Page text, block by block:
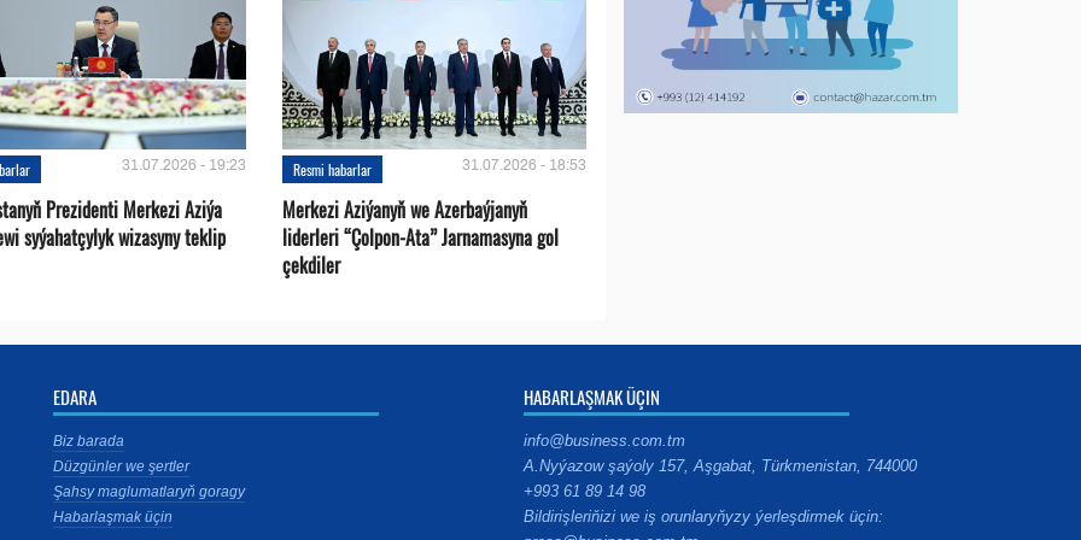
31.07.2026 - 19:23
Prezidenti Merkezi Aziýa
syýahatçylyk wizasyny teklip
Resmi habarlar 31.07.2026 - 18:53
Merkezi Aziýanyň we Azerbaýjanyň
liderleri “Çolpon-Ata” Jarnamasyna gol
çekdiler
EDARA
Biz barada
Düzgünler we şertler
Şahsy maglumatlaryň goragy
Habarlaşmak üçin
HABARLAŞMAK ÜÇIN
info@business.com.tm
A.Nyýazow şaýoly 157, Aşgabat, Türkmenistan, 744000
+993 61 89 14 98
Bildirişleriňizi we iş orunlaryňyzy ýerleşdirmek üçin: